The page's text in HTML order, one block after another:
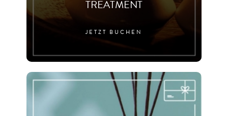
TREATMENT
JETZT BUCHEN